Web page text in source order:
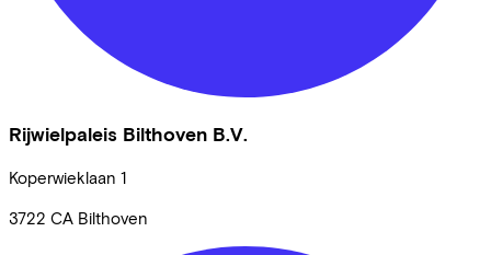
Rijwielpaleis Bilthoven B.V.
Koperwieklaan 1
3722 CA Bilthoven